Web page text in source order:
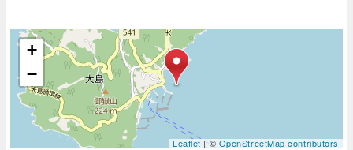
+
−
Leaflet| ©OpenStreetMap contributors